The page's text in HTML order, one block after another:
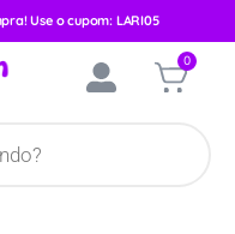
Use o cupom: LARI05
0
Verão
/ Conjunto Manga
14074